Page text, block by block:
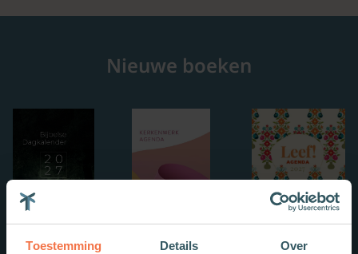
Toestemming Details Over
Nieuwe boeken